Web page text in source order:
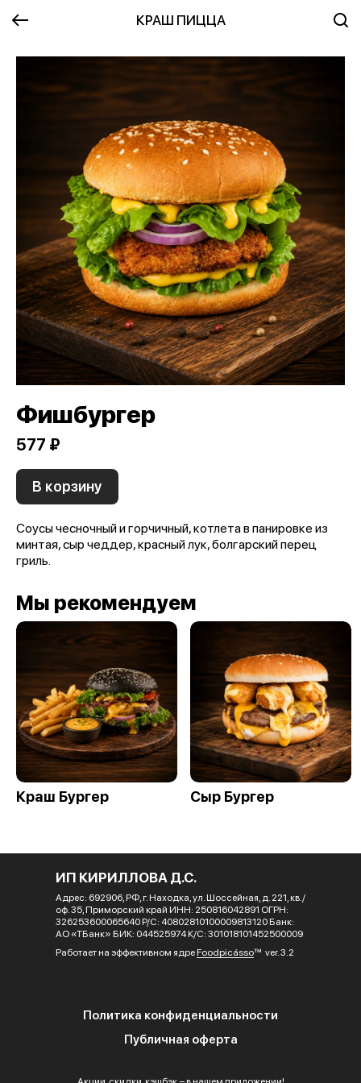
КРАШ ПИЦЦА
Фишбургер
577 ₽
В корзину
Соусы чесночный и горчичный, котлета в панировке из
минтая, сыр чеддер, красный лук, болгарский перец
гриль.
Мы рекомендуем
Краш Бургер Сыр Бургер
ИП КИРИЛЛОВА Д.С.
Адрес: 692906, РФ, г. Находка, ул. Шоссейная, д. 221, кв./
оф. 35, Приморский край ИНН: 250816042891 ОГРН:
326253600065640 Р/С: 40802810100009813120 Банк:
АО «ТБанк» БИК: 044525974 К/С: 301018101452500009
Работает на эффективном ядреFoodpicássover. 3.2
Политика конфиденциальности
Публичная оферта